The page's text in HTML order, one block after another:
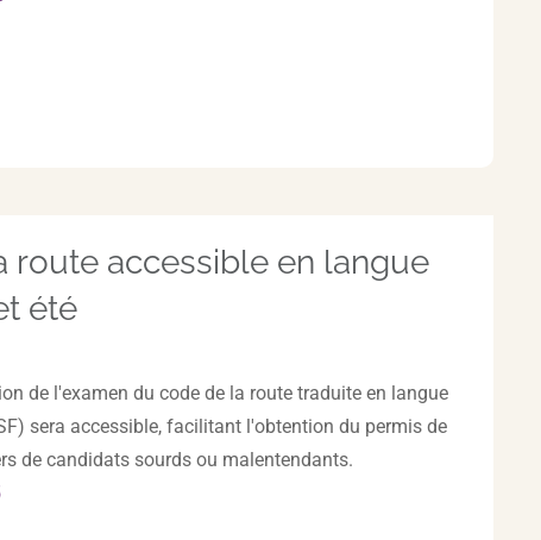
route accessible en langue
été
de l'examen du code de la route traduite en langue
sera accessible, facilitant l'obtention du permis de
de candidats sourds ou malentendants.